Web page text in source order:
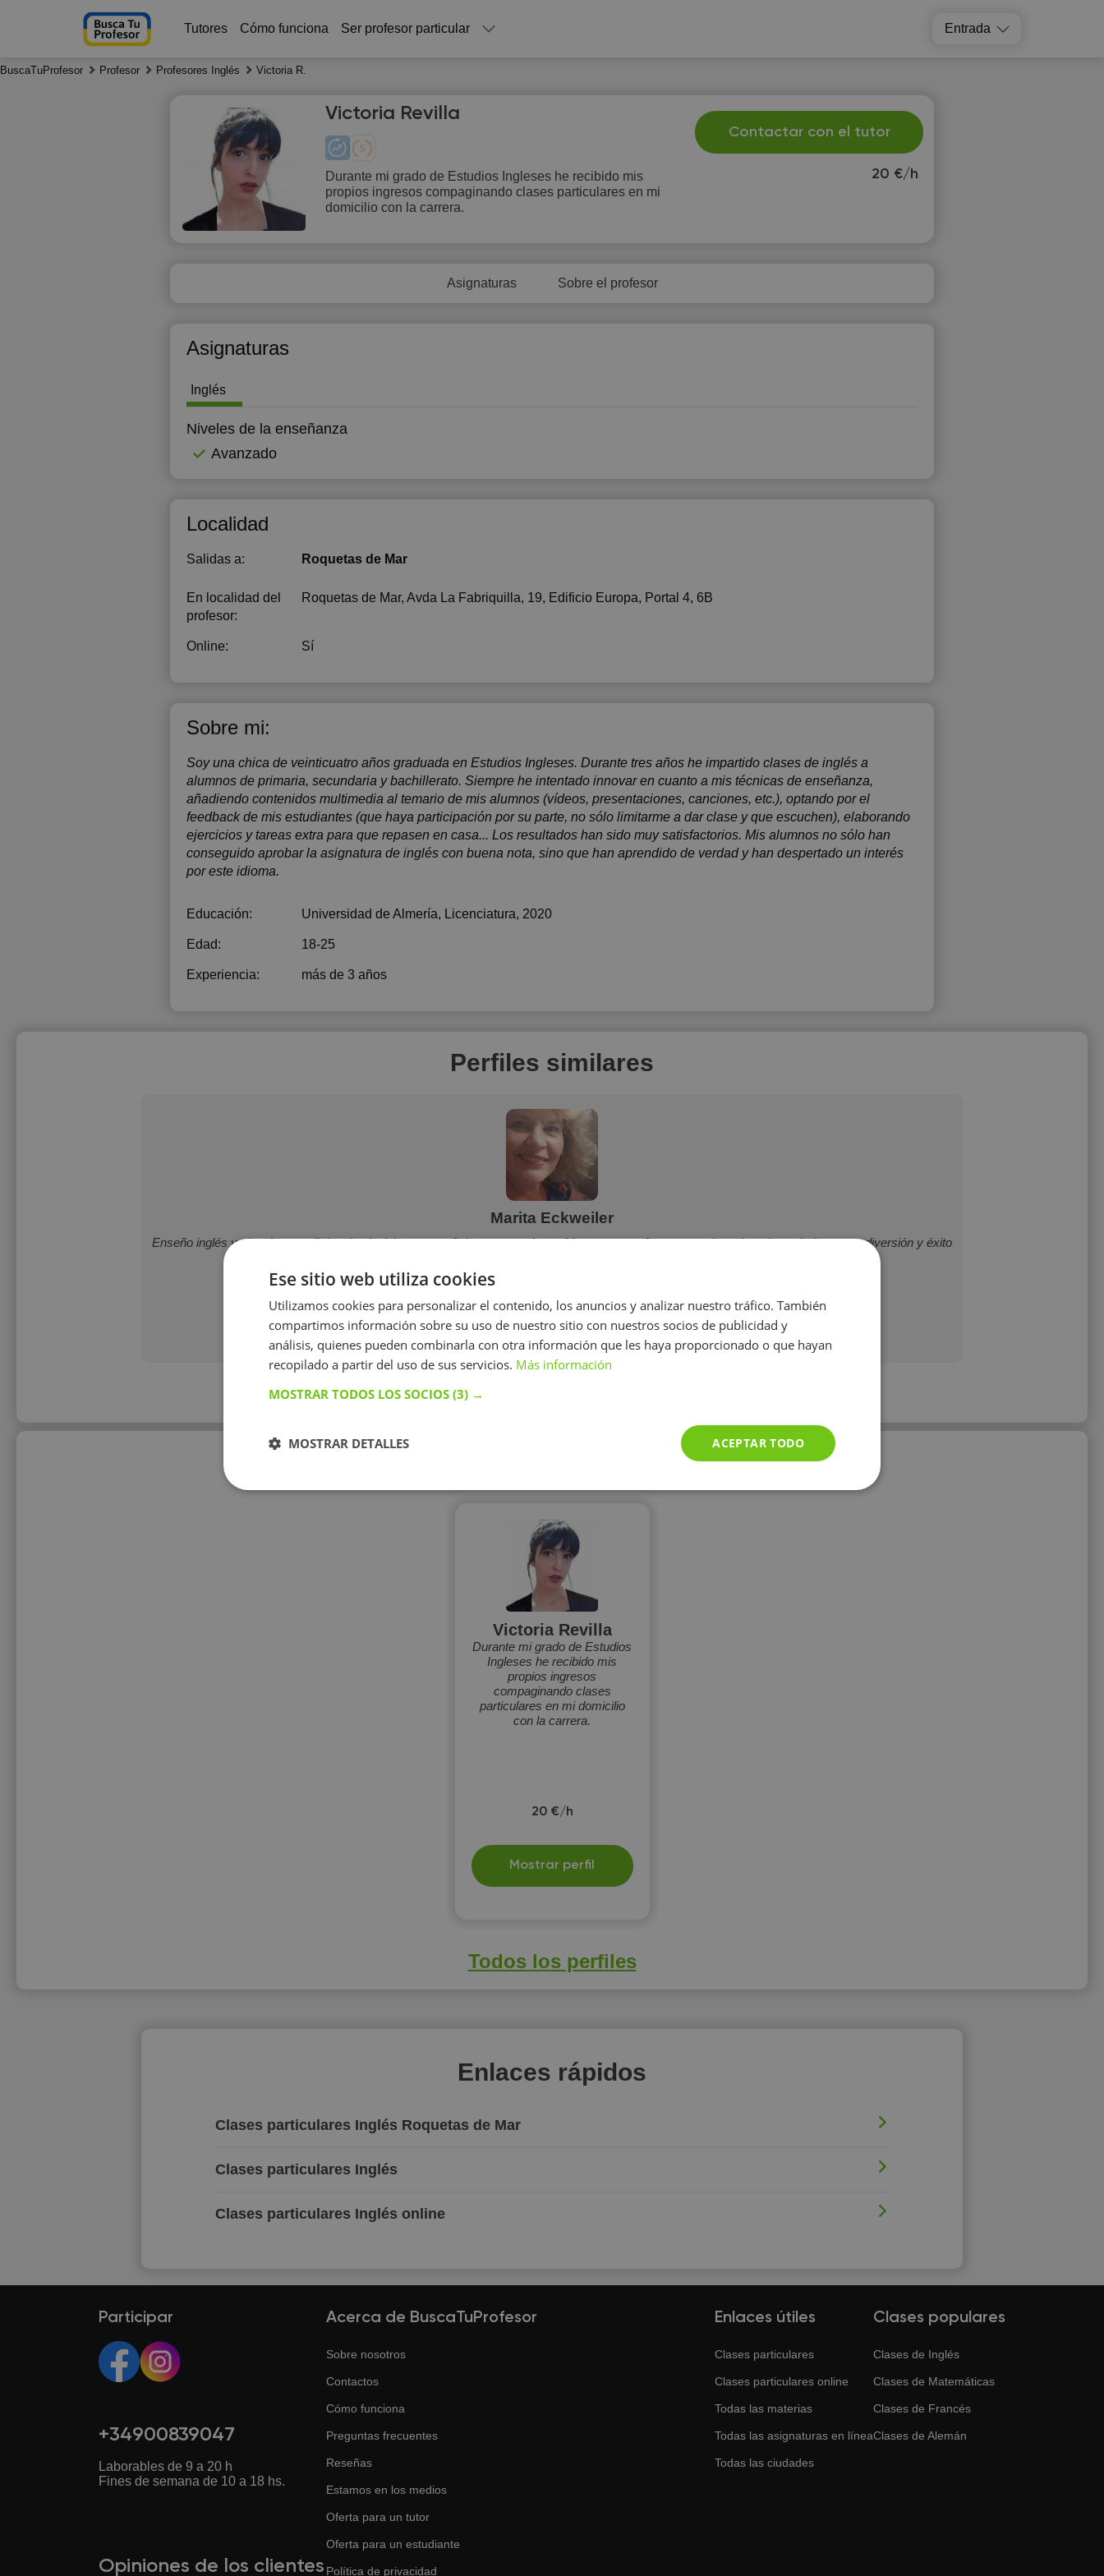
Tutores Cómo funciona Ser profesor particular Entrada
BuscaTuProfesor Profesor Profesores Inglés Victoria R.
20 €/h
Contactar con el tutor
Victoria Revilla
Durante mi grado de Estudios Ingleses he recibido mis
propios ingresos compaginando clases particulares en mi
domicilio con la carrera.
Asignaturas Sobre el profesor
Asignaturas
Inglés
Niveles de la enseñanza
Avanzado
Localidad
Salidas a: Roquetas de Mar
En localidad del
profesor:
Roquetas de Mar, Avda La Fabriquilla, 19, Edificio Europa, Portal 4, 6B
Online: Sí
Sobre mi:
Soy una chica de veinticuatro años graduada en Estudios Ingleses. Durante tres años he impartido clases de inglés a
alumnos de primaria, secundaria y bachillerato. Siempre he intentado innovar en cuanto a mis técnicas de enseñanza,
añadiendo contenidos multimedia al temario de mis alumnos (vídeos, presentaciones, canciones, etc.), optando por el
feedback de mis estudiantes (que haya participación por su parte, no sólo limitarme a dar clase y que escuchen), elaborando
ejercicios y tareas extra para que repasen en casa... Los resultados han sido muy satisfactorios. Mis alumnos no sólo han
conseguido aprobar la asignatura de inglés con buena nota, sino que han aprendido de verdad y han despertado un interés
por este idioma.
Educación: Universidad de Almería, Licenciatura, 2020
Edad: 18-25
Experiencia: más de 3 años
Perfiles similares
Marita Eckweiler
Enseño inglés y alemán, español cada nivel, hasta español para extranjeros. Me gusta enseñar con muchos ejemplos prácticas, con diversión y éxito
Mostrar perfil
Más perfiles similares
Victoria Revilla
Durante mi grado de Estudios
Ingleses he recibido mis
propios ingresos
compaginando clases
particulares en mi domicilio
con la carrera.
20 €/h
Mostrar perfil
Todos los perfiles
Enlaces rápidos
Clases particulares Inglés Roquetas de Mar
Clases particulares Inglés
Clases particulares Inglés online
Sa
Su
Mo
Participar
+34900839047
Laborables de 9 a 20 h
Fines de semana de 10 a 18 hs.
Opiniones de los clientes
Acerca de BuscaTuProfesor
Sobre nosotros
Contactos
Cómo funciona
Preguntas frecuentes
Reseñas
Estamos en los medios
Oferta para un tutor
Oferta para un estudiante
Política de privacidad
Enlaces útiles
Clases particulares
Clases particulares online
Todas las materias
Todas las asignaturas en línea
Todas las ciudades
Clases populares
Clases de Inglés
Clases de Matemáticas
Clases de Francés
Clases de Alemán
Ese sitio web utiliza cookies
Utilizamos cookies para personalizar el contenido, los anuncios y analizar nuestro tráfico. También
compartimos información sobre su uso de nuestro sitio con nuestros socios de publicidad y
análisis, quienes pueden combinarla con otra información que les haya proporcionado o que hayan
recopilado a partir del uso de sus servicios. Más información
MOSTRAR TODOS LOS SOCIOS (3) →
ACEPTAR TODO
MOSTRAR DETALLES